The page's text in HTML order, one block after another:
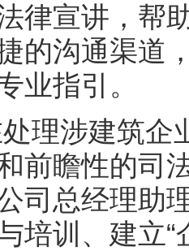
律宣讲，帮
的沟通渠道
业指引。
理涉建筑
前瞻性的司
司总经理助
培训、建立